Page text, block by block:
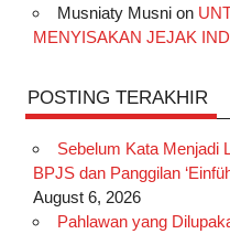
Musniaty Musnion
MENYISAKAN JEJAK
POSTING TERAKHIR
Sebelum Kata Menjadi
BPJS dan Panggilan
August 6, 2026
Pahlawan yang